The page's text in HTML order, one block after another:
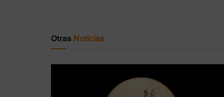
Otras Noticias